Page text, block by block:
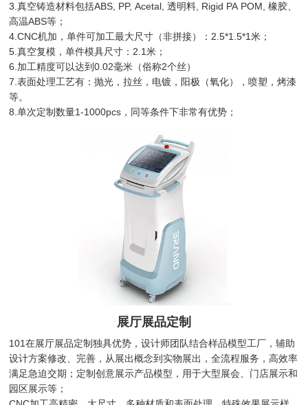
3.真空铸造材料包括ABS, PP, Acetal, 透明料, Rigid PA POM, 橡胶、
高温ABS等；
4.CNC机加，单件可加工最大尺寸（非拼接）：2.5*1.5*1米；
5.真空复模，单件模具尺寸：2.1米；
6.加工精度可以达到0.02毫米（俗称2个丝）
7.表面处理工艺有：抛光，拉丝，电镀，阳极（氧化），喷塑，烤漆
等。
8.单次定制数量1-1000pcs，同等条件下非常有优势；
展厅展品定制
101在展厅展品定制独具优势，设计师团队结合样品模型工厂，辅助
设计方案修改、完善，从展出概念到实物展出，全流程服务，高效率
满足急迫交期；定制创意展示产品模型，用于大型展会、门店展示和
园区展示等；